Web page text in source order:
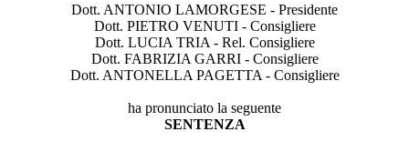
Dott. ANTONIO LAMORGESE - Presidente
Dott. PIETRO VENUTI - Consigliere
Dott. LUCIA TRIA - Rel. Consigliere
Dott. FABRIZIA GARRI - Consigliere
Dott. ANTONELLA PAGETTA - Consigliere
ha pronunciato la seguente
SENTENZA